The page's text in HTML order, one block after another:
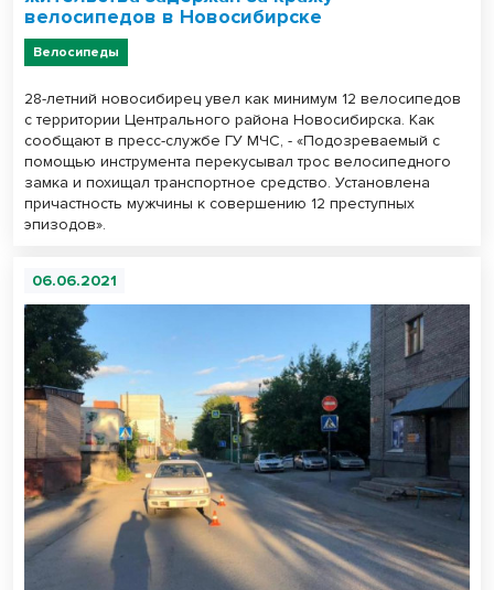
велосипедов в Новосибирске
Велосипеды
28-летний новосибирец увел как минимум 12 велосипедов
с территории Центрального района Новосибирска. Как
сообщают в пресс-службе ГУ МЧС, - «Подозреваемый с
помощью инструмента перекусывал трос велосипедного
замка и похищал транспортное средство. Установлена
причастность мужчины к совершению 12 преступных
эпизодов».
06.06.2021